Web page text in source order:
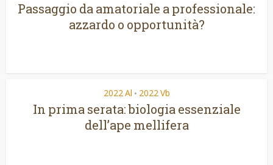
Passaggio da amatoriale a professionale:
azzardo o opportunità?
2022 Al • 2022 Vb
In prima serata: biologia essenziale
dell’ape mellifera